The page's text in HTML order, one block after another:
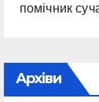
помічник
Архіви